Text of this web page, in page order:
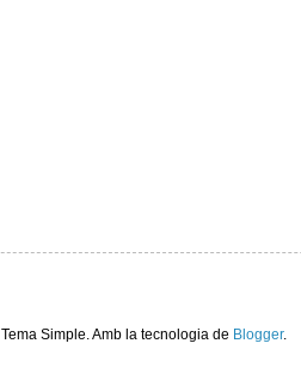
Tema Simple. Amb la tecnologia de Blogger.